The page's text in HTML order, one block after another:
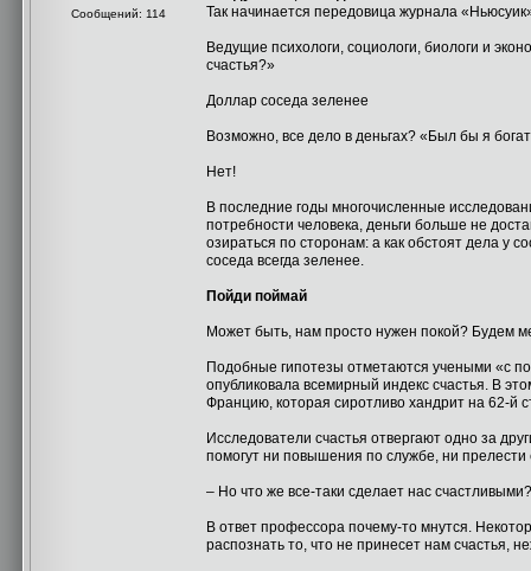
Сообщений: 114
Так начинается передовица журнала
Ведущие психологи, социологи, биологи и
счастья?»
Доллар соседа зеленее
Возможно, все дело в деньгах? «Был бы я
Нет!
В последние годы многочисленные
потребности человека, деньги больше не
озираться по сторонам: а как обстоят дела у
соседа всегда зеленее.
Пойди поймай
Может быть, нам просто нужен покой? Будем
Подобные гипотезы отметаются учеными «с
опубликовала всемирный индекс счастья. В
Францию, которая сиротливо хандрит на 62-й
Исследователи счастья отвергают одно за
помогут ни повышения по службе, ни
– Но что же все-таки сделает нас
В ответ профессора почему-то мнутся.
распознать то, что не принесет нам счастья,